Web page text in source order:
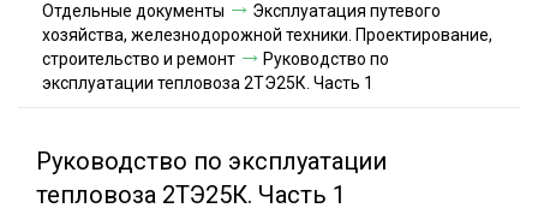
Условия оплаты
Контакты
Отдельные документы
Эксплуатация путевого
хозяйства, железнодорожной техники. Проектирование,
строительство и ремонт
Руководство по
эксплуатации тепловоза 2ТЭ25К. Часть 1
Руководство по эксплуатации
тепловоза 2ТЭ25К. Часть 1